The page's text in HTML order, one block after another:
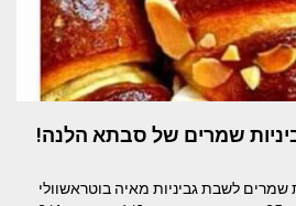
שמרים של סבתא הלנה!
שמרים לשבת גביניות מאיה בוטראשוולי